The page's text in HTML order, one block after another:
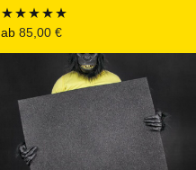
Bewertet mit
ab 85,00 €